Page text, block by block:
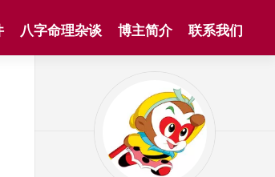
八字命理杂谈 博主简介 联系我们